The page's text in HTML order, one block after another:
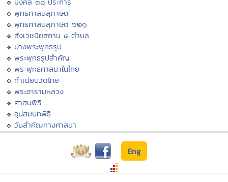
พุทธศาสนสุภาษิต
พุทธศาสนสุภาษิต ๖๒๑
สังเวชนียสถาน ๔ ตำบล
ปางพระพุทธรูป
พระพุทธรูปสำคัญ
พระพุทธศาสนาในไทย
ทำเนียบวัดไทย
พระอารามหลวง
ศาสนพิธี
อุปสมบทพิธี
วันสำคัญทางศาสนา
Eng